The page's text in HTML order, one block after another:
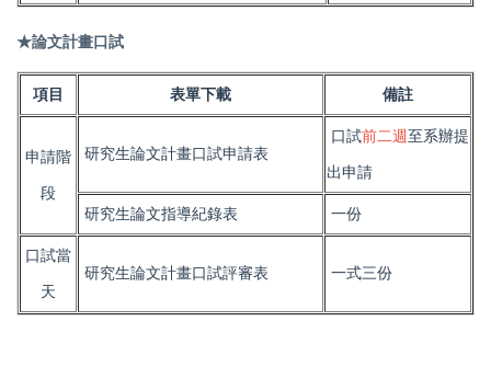
★論文計畫口試
項目 表單下載 備註
申請階
段
研究生論文計畫口試申請表
口試前二週 至系辦提
出申請
研究生論文指導紀錄表 一份
口試當
天
研究生論文計畫口試評審表 一式三份